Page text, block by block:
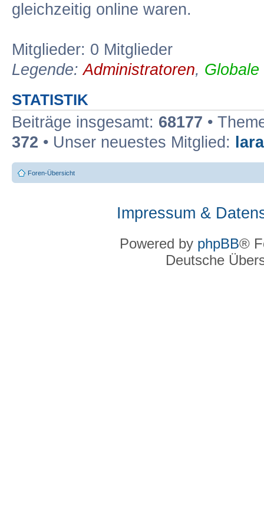
gleichzeitig online waren.
Mitglieder: 0 Mitglieder
Legende:Administratoren,
STATISTIK
Beiträge insgesamt: 68177 •
372 • Unser neuestes Mitglied:
Foren-Übersicht
Impressum &
Powered by phpBB®
Deutsche